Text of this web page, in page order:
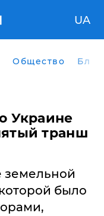
UA
Общество
Украине
транш
земельной
было